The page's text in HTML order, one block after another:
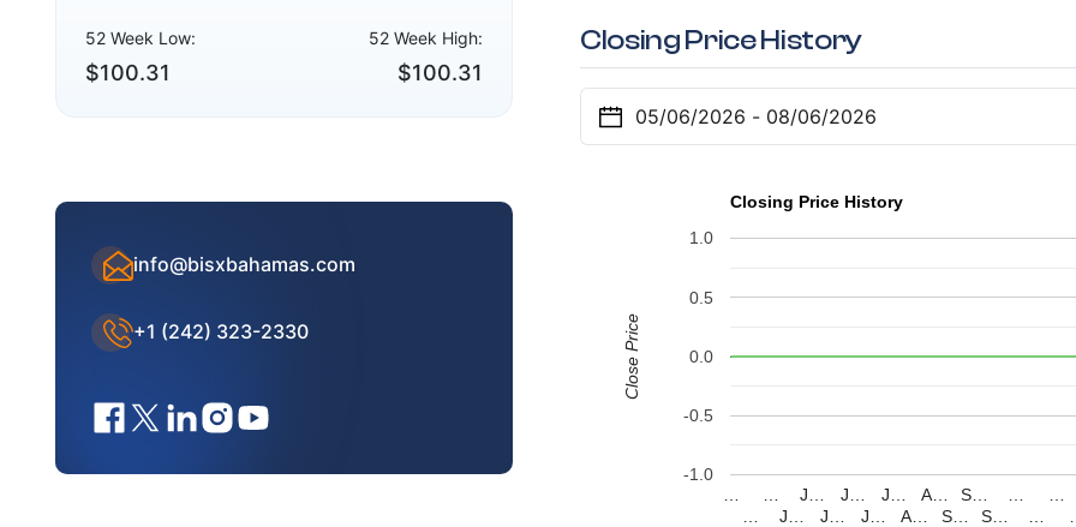
52 Week Low:
$100.31
52 Week High:
$100.31
info@bisxbahamas.com
+1 (242) 323-2330
Closing Price History
Closing Price History
J…
J…
J…
J…
J…
J…
A…
A…
S…
S…
S…
-1.0
-0.5
0.0
0.5
1.0
Close Price